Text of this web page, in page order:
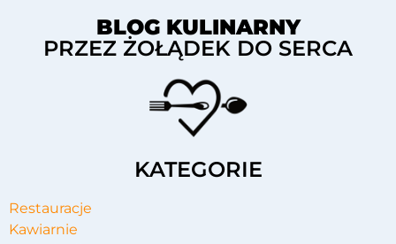
BLOG KULINARNY
PRZEZ ŻOŁĄDEK DO SERCA
KATEGORIE
Restauracje
Kawiarnie